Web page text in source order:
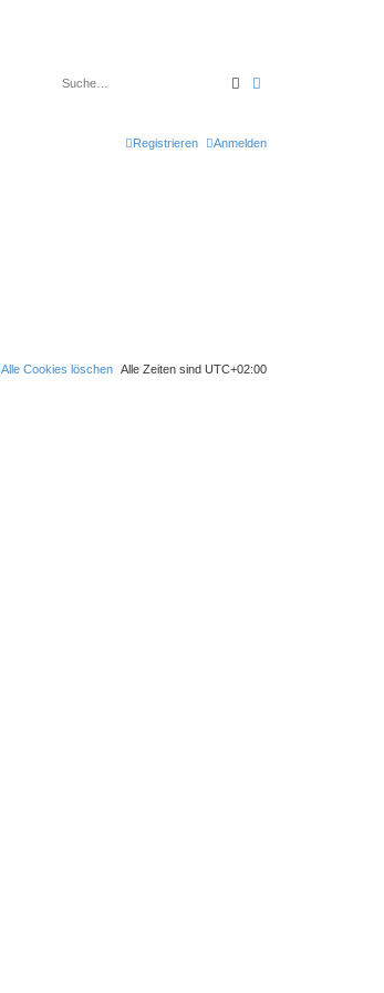
Suche
Anmelden
Registrieren
Alle Zeiten sind UTC+02:00
Alle Cookies löschen